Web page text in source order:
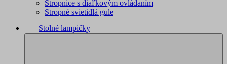
Stropnice s diaľkovým ovládaním
Stropné svietidlá gule
Stolné lampičky